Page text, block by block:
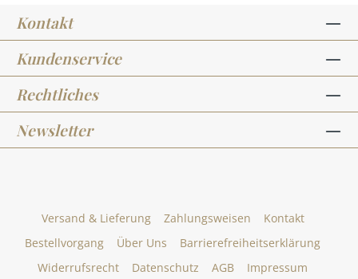
Kontakt
Kundenservice
Rechtliches
Newsletter
Versand & Lieferung Zahlungsweisen
Kontakt
Bestellvorgang
Über Uns
Barrierefreiheitserklärung
Widerrufsrecht
Datenschutz AGB Impressum